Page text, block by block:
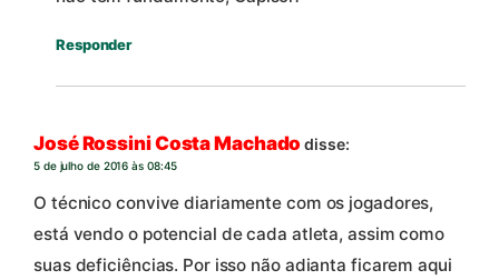
Responder
José Rossini Costa Machado disse:
5 de julho de 2016 às 08:45
O técnico convive diariamente com os jogadores,
está vendo o potencial de cada atleta, assim como
suas deficiências. Por isso não adianta ficarem aqui